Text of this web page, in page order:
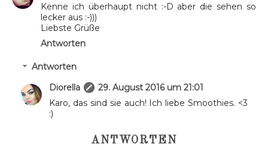
Kenne ich überhaupt nicht :-D aber die sehen so
lecker aus :-)))
Liebste Grüße
Antworten
Antworten
Diorella
29. August 2016 um 21:01
Karo, das sind sie auch! Ich liebe Smoothies. <3
:)
ANTWORTEN